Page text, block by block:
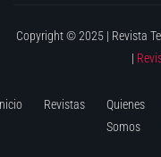
Copyright © 2025 | Revista
|
Revistas
Quienes
Somos